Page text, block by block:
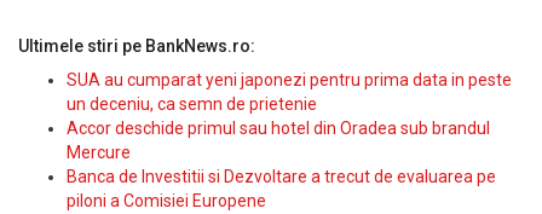
Ultimele stiri pe BankNews.ro:
SUA au cumparat yeni japonezi pentru prima data in peste
un deceniu, ca semn de prietenie
Accor deschide primul sau hotel din Oradea sub brandul
Mercure
Banca de Investitii si Dezvoltare a trecut de evaluarea pe
piloni a Comisiei Europene